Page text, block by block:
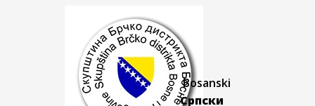
Bosanski
Српски